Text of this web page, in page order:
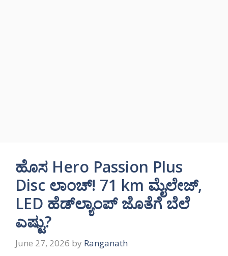
ಹೊಸ Hero Passion Plus
Disc ಲಾಂಚ್! 71 km ಮೈಲೇಜ್,
LED ಹೆಡ್‌ಲ್ಯಾಂಪ್ ಜೊತೆಗೆ ಬೆಲೆ
ಎಷ್ಟು?
June 27, 2026 by Ranganath